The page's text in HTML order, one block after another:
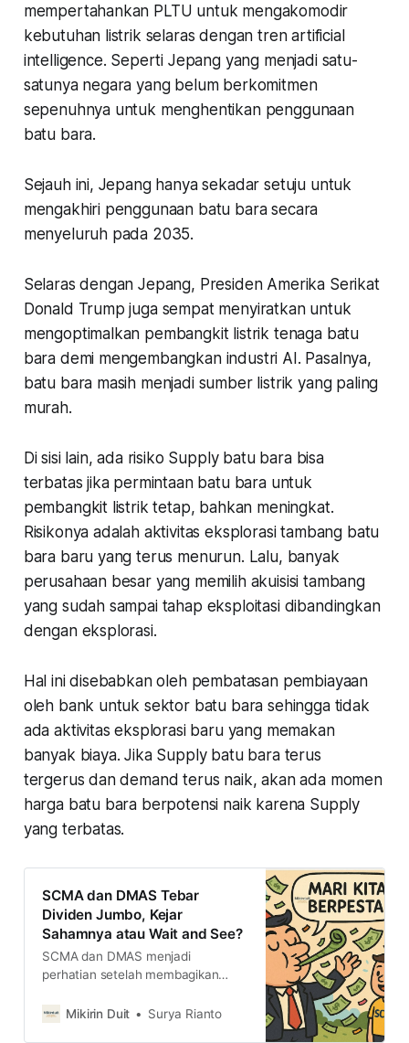
mempertahankan PLTU untuk mengakomodir
kebutuhan listrik selaras dengan tren artificial
intelligence. Seperti Jepang yang menjadi satu-
satunya negara yang belum berkomitmen
sepenuhnya untuk menghentikan penggunaan
batu bara.
Sejauh ini, Jepang hanya sekadar setuju untuk
mengakhiri penggunaan batu bara secara
menyeluruh pada 2035.
Selaras dengan Jepang, Presiden Amerika Serikat
Donald Trump juga sempat menyiratkan untuk
mengoptimalkan pembangkit listrik tenaga batu
bara demi mengembangkan industri AI. Pasalnya,
batu bara masih menjadi sumber listrik yang paling
murah.
Di sisi lain, ada risiko Supply batu bara bisa
terbatas jika permintaan batu bara untuk
pembangkit listrik tetap, bahkan meningkat.
Risikonya adalah aktivitas eksplorasi tambang batu
bara baru yang terus menurun. Lalu, banyak
perusahaan besar yang memilih akuisisi tambang
yang sudah sampai tahap eksploitasi dibandingkan
dengan eksplorasi.
Hal ini disebabkan oleh pembatasan pembiayaan
oleh bank untuk sektor batu bara sehingga tidak
ada aktivitas eksplorasi baru yang memakan
banyak biaya. Jika Supply batu bara terus
tergerus dan demand terus naik, akan ada momen
harga batu bara berpotensi naik karena Supply
yang terbatas.
SCMA dan DMAS Tebar
Dividen Jumbo, Kejar
Sahamnya atau Wait and See?
SCMA dan DMAS menjadi
perhatian setelah membagikan
2024. Dengan begitu, apakah
Mikirin Duit Surya Rianto